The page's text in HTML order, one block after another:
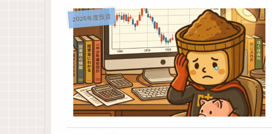
2026年度投資